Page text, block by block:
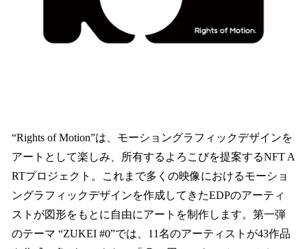
“Rights of Motion”は、モーショングラフィックデザインを
アートとして楽しみ、所有するよろこびを提案するNFT A
RTプロジェクト。これまで多くの映像におけるモーショ
ングラフィックデザインを作成してきたEDPのアーティ
ストが図形をもとに自由にアートを制作します。第一弾
のテーマ “ZUKEI #0”では、11名のアーティストが43作品